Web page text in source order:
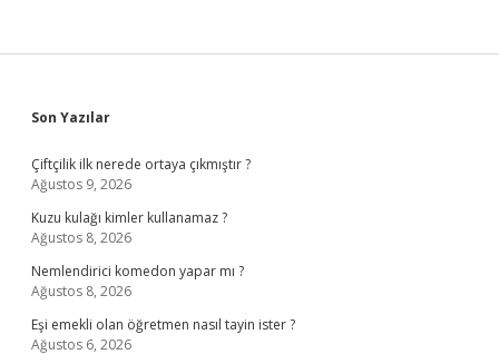
Sidebar
Son Yazılar
Çiftçilik ilk nerede ortaya çıkmıştır ?
Ağustos 9, 2026
Kuzu kulağı kimler kullanamaz ?
Ağustos 8, 2026
Nemlendirici komedon yapar mı ?
Ağustos 8, 2026
Eşi emekli olan öğretmen nasıl tayin ister ?
Ağustos 6, 2026